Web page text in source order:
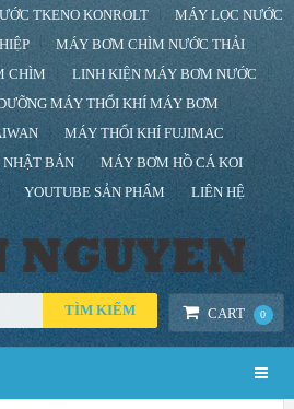
TKENO KONROLT
MÁY LỌC NƯỚC
MÁY BƠM CHÌM NƯỚC THẢI
CHÌM
LINH KIỆN MÁY BƠM NƯỚC
MÁY THỔI KHÍ MÁY BƠM
MÁY THỔI KHÍ FUJIMAC
BẢN
MÁY BƠM HỒ CÁ KOI
YOUTUBE SẢN PHẨM LIÊN HỆ
CART 0
TÌM KIẾM